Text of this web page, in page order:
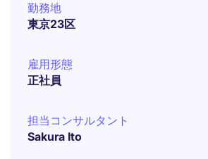
勤務地
東京23区
雇用形態
正社員
担当コンサルタント
Sakura Ito